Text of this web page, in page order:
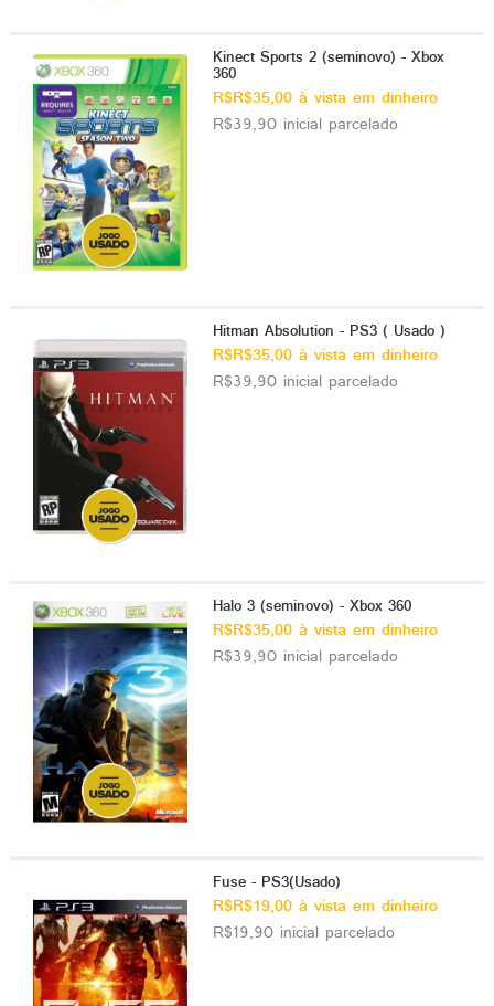
Kinect Sports 2 (seminovo) - Xbox
360
R$R$35,00 à vista em dinheiro
R$39,90 inicial parcelado
Hitman Absolution - PS3 ( Usado )
R$R$35,00 à vista em dinheiro
R$39,90 inicial parcelado
Halo 3 (seminovo) - Xbox 360
R$R$35,00 à vista em dinheiro
R$39,90 inicial parcelado
Fuse - PS3(Usado)
R$R$19,00 à vista em dinheiro
R$19,90 inicial parcelado